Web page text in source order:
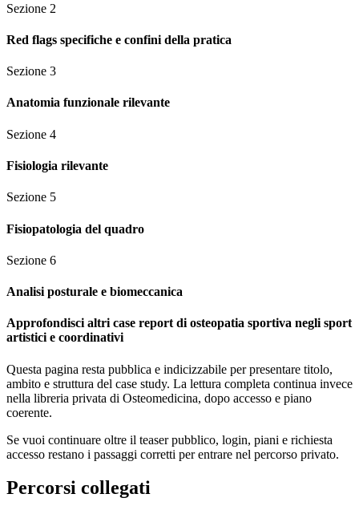
Sezione 2
Red flags specifiche e confini della pratica
Sezione 3
Anatomia funzionale rilevante
Sezione 4
Fisiologia rilevante
Sezione 5
Fisiopatologia del quadro
Sezione 6
Analisi posturale e biomeccanica
Approfondisci altri case report di osteopatia sportiva negli sport
artistici e coordinativi
Questa pagina resta pubblica e indicizzabile per presentare titolo,
ambito e struttura del case study. La lettura completa continua invece
nella libreria privata di Osteomedicina, dopo accesso e piano
coerente.
Se vuoi continuare oltre il teaser pubblico, login, piani e richiesta
accesso restano i passaggi corretti per entrare nel percorso privato.
Percorsi collegati